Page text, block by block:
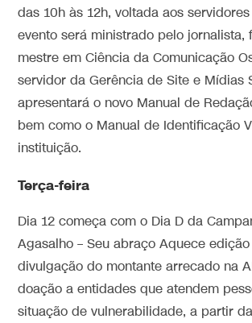
das 10h às 12h, voltada aos
evento será ministrado pelo jornalista,
mestre em Ciência da Comunicação
servidor da Gerência de Site e Mídias
apresentará o novo Manual de
bem como o Manual de Identificação
instituição.
Terça-feira
Dia 12 começa com o Dia D da
Agasalho – Seu abraço Aquece
divulgação do montante arrecado na
doação a entidades que atendem
situação de vulnerabilidade, a partir